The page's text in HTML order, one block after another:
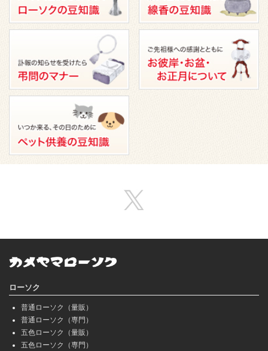
ローソク
普通ローソク（量販）
普通ローソク（専門）
五色ローソク（量販）
五色ローソク（専門）